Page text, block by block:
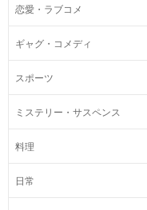
恋愛・ラブコメ
ギャグ・コメディ
スポーツ
ミステリー・サスペンス
料理
日常